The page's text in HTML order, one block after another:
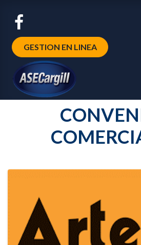
GESTION EN LINEA